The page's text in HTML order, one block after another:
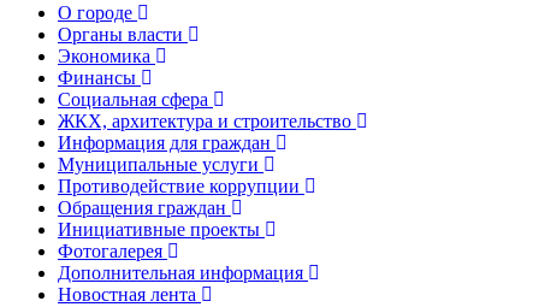
О городе
Органы власти
Экономика
Финансы
Социальная сфера
ЖКХ, архитектура и строительство
Информация для граждан
Муниципальные услуги
Противодействие коррупции
Обращения граждан
Инициативные проекты
Фотогалерея
Дополнительная информация
Новостная лента